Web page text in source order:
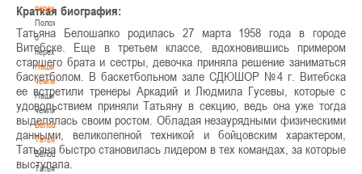
переходах
Положение
о
переходах
Наши
чемпионы
Наши
чемпионы
Белошапко
Татьяна
Белошапко
Татьяна
Краткая биография:
Татьяна Белошапко родилась 27 марта 1958 года в городе
Витебске. Еще в третьем классе, вдохновившись примером
старшего брата и сестры, девочка приняла решение заниматься
баскетболом. В баскетбольном зале СДЮШОР №4 г. Витебска
ее встретили тренеры Аркадий и Людмила Гусевы, которые с
удовольствием приняли Татьяну в секцию, ведь она уже тогда
выделялась своим ростом. Обладая незаурядными физическими
данными, великолепной техникой и бойцовским характером,
Татьяна быстро становилась лидером в тех командах, за которые
выступала.